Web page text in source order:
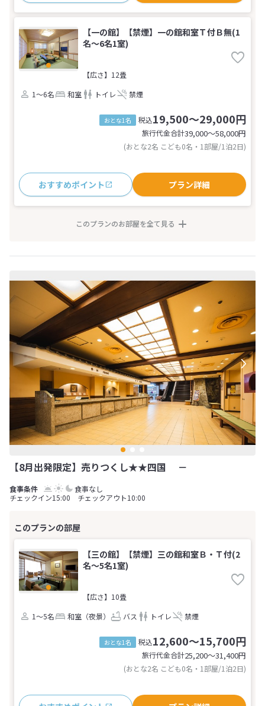
【一の館】【禁煙】一の館和室Ｔ付Ｂ無(1
名～6名1室)
【広さ】12畳
1～6名
和室 トイレ 禁煙
おとな1名 税込19,500～29,000円
旅行代金合計39,000〜58,000円
(おとな2名 こども0名・1部屋/1泊2日)
おすすめポイント プラン詳細
このプランのお部屋を全て見る
【8月出発限定】売りつくし★★四国 －
食事なし
チェックイン15:00 チェックアウト10:00
【三の館】【禁煙】三の館和室Ｂ・Ｔ付(2
名～5名1室)
【広さ】10畳
1～5名
和室（夜景） バス トイレ 禁煙
おとな1名 税込12,600～15,700円
旅行代金合計25,200〜31,400円
(おとな2名 こども0名・1部屋/1泊2日)